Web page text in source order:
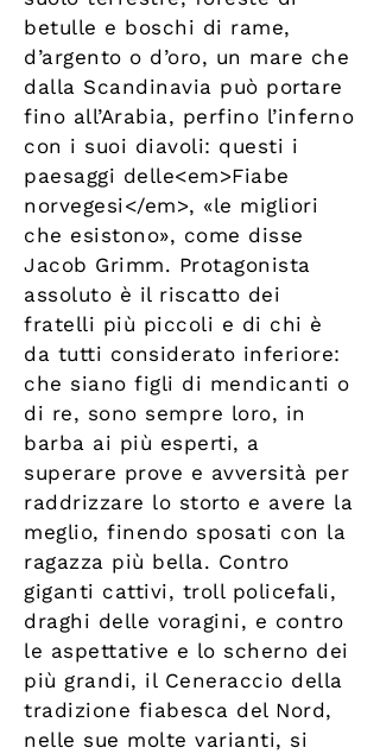
betulle e boschi di rame,
d’argento o d’oro, un mare che
dalla Scandinavia può portare
fino all’Arabia, perfino l’inferno
con i suoi diavoli: questi i
paesaggi delle<em>Fiabe
norvegesi</em>, «le migliori
che esistono», come disse
Jacob Grimm. Protagonista
assoluto è il riscatto dei
fratelli più piccoli e di chi è
da tutti consi­derato inferiore:
che siano figli di mendicanti o
di re, sono sempre loro, in
barba ai più esperti, a
superare prove e avversità per
raddrizzare lo storto e avere la
meglio, finendo sposati con la
ragazza più bella. Contro
giganti cattivi, troll policefali,
draghi delle voragini, e contro
le aspettative e lo scherno dei
più grandi, il Cene­raccio della
tradizione fiabesca del Nord,
nelle sue molte varianti, si